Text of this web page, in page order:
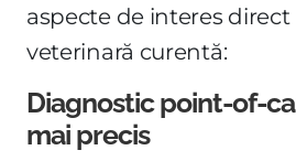
aspecte de interes
veterinară curentă:
Diagnostic point-of-
mai precis